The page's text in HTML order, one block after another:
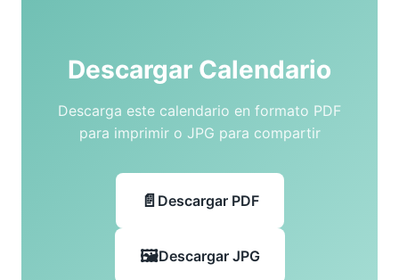
Descargar Calendario
Descarga este calendario en formato PDF
para imprimir o JPG para compartir
Descargar PDF
Descargar JPG